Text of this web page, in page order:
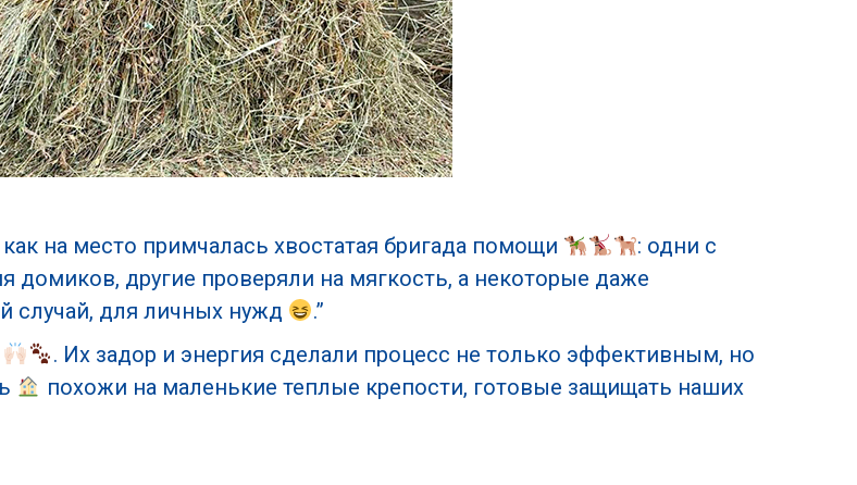
как на место примчалась хвостатая бригада помощи
: одни с
другие проверяли на мягкость, а некоторые даже
случай, для личных нужд
.”
. Их задор и энергия сделали процесс не только эффективным, но
похожи на маленькие теплые крепости, готовые защищать наших